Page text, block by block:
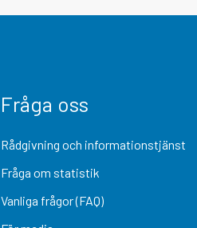
Fråga oss
Rådgivning och informationstjänst
Fråga om statistik
Vanliga frågor (FAQ)